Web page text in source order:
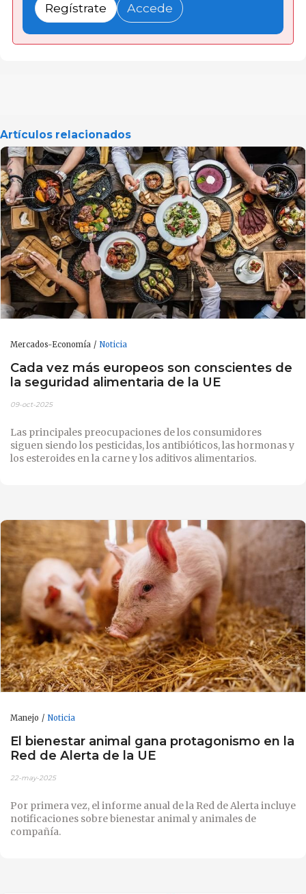
Regístrate Accede
Artículos relacionados
Mercados-Economía Noticia
Cada vez más europeos son conscientes de
la seguridad alimentaria de la UE
09-oct-2025
Las principales preocupaciones de los consumidores
siguen siendo los pesticidas, los antibióticos, las hormonas y
los esteroides en la carne y los aditivos alimentarios.
Manejo Noticia
El bienestar animal gana protagonismo en la
Red de Alerta de la UE
22-may-2025
Por primera vez, el informe anual de la Red de Alerta incluye
notificaciones sobre bienestar animal y animales de
compañía.